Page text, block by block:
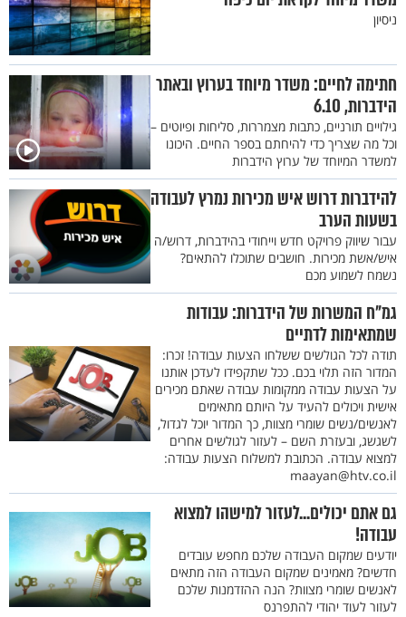
ניסיון
חתימה לחיים: משדר מיוחד בערוץ ובאתר
הידברות, 6.10
גילויים תורניים, כתבות מצמררות, סליחות ופיוטים –
וכל מה שצריך כדי להיחתם בספר החיים. היכונו
למשדר המיוחד של ערוץ הידברות
להידברות דרוש איש מכירות נמרץ לעבודה
בשעות הערב
עבור שיווק פרויקט חדש וייחודי בהידברות, דרוש/ה
איש/אשת מכירות. חושבים שתוכלו להתאים?
נשמח לשמוע מכם
גמ"ח המשרות של הידברות: עבודות
שמתאימות לדתיים
תודה לכל הגולשים ששלחו הצעות עבודה! זכרו:
המדור הזה תלוי בכם. ככל שתקפידו לעדכן אותנו
על הצעות עבודה ממקומות עבודה שאתם מכירים
אישית ויכולים להעיד על היותם מתאימים
לאנשים/נשים שומרי מצוות, כך המדור יוכל לגדול,
לשגשג, ובעזרת השם – לעזור לגולשים אחרים
למצוא עבודה. הכתובת למשלוח הצעות עבודה:
maayan@htv.co.il
גם אתם יכולים...לעזור למישהו למצוא
עבודה!
יודעים שמקום העבודה שלכם מחפש עובדים
חדשים? מאמינים שמקום העבודה הזה מתאים
לאנשים שומרי מצוות? הנה ההזדמנות שלכם
לעזור לעוד יהודי להתפרנס